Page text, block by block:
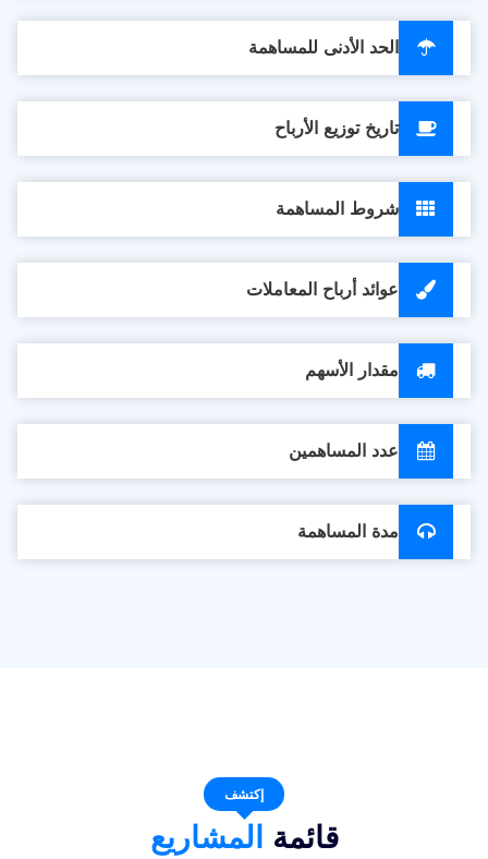
الحد الأدنى للمساهمة
تاريخ توزيع الأرباح
شروط المساهمة
عوائد أرباح المعاملات
مقدار الأسهم
عدد المساهمين
مدة المساهمة
إكتشف
قائمةالمشاريع